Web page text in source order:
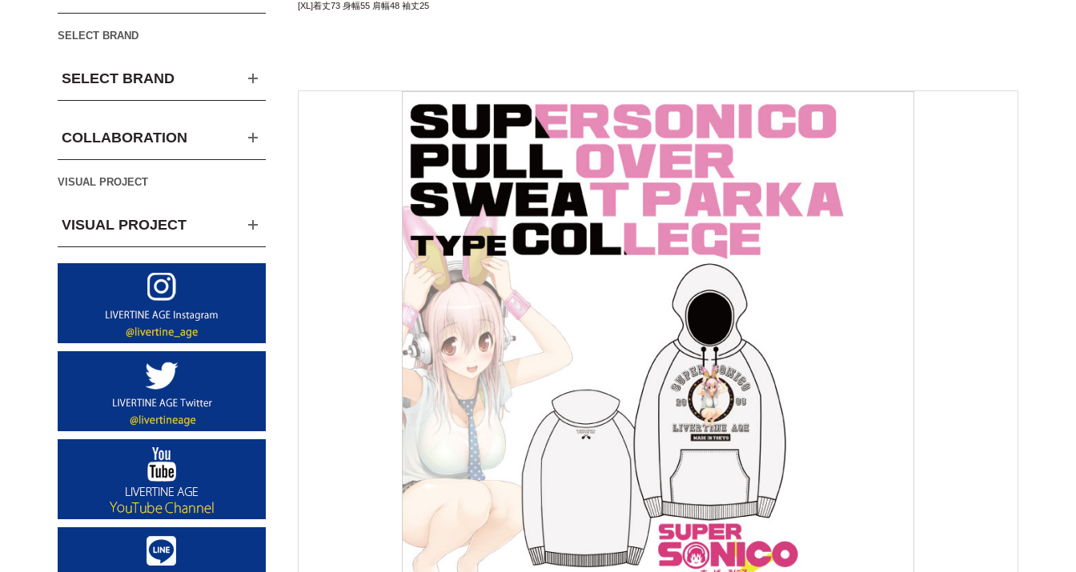
[XL]着丈73 身幅55 肩幅48 袖丈25
SELECT BRAND
SELECT BRAND
COLLABORATION
VISUAL PROJECT
VISUAL PROJECT